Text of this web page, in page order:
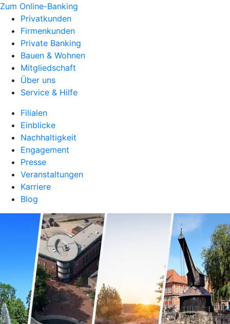
Zum Online-Banking
Privatkunden
Firmenkunden
Private Banking
Bauen & Wohnen
Mitgliedschaft
Über uns
Service & Hilfe
Filialen
Einblicke
Nachhaltigkeit
Engagement
Presse
Veranstaltungen
Karriere
Blog